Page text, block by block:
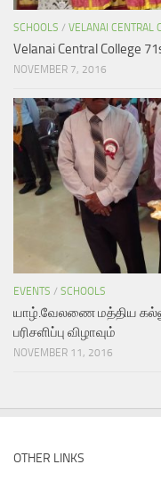
SCHOOLS / VELANAI CENTRAL
Velanai Central College
NOVEMBER 7, 2016
EVENTS / SCHOOLS
யாழ்.வேலணை மத்திய
பரிசளிப்பு விழாவும்
NOVEMBER 11, 2016
OTHER LINKS